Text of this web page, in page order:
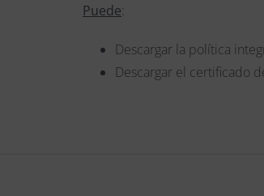
Puede:
Descargar la política
Descargar el certificado